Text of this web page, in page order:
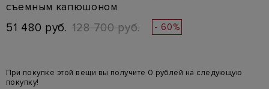
съемным капюшоном
51 480 руб. 128 700 руб. - 60%
При покупке этой вещи вы получите 0 рублей на следующую
покупку!